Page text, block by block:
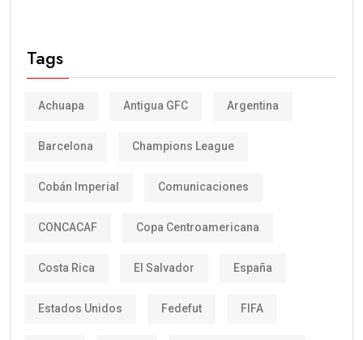
Tags
Achuapa Antigua GFC Argentina
Barcelona Champions League
Cobán Imperial Comunicaciones
CONCACAF Copa Centroamericana
Costa Rica El Salvador España
Estados Unidos Fedefut FIFA